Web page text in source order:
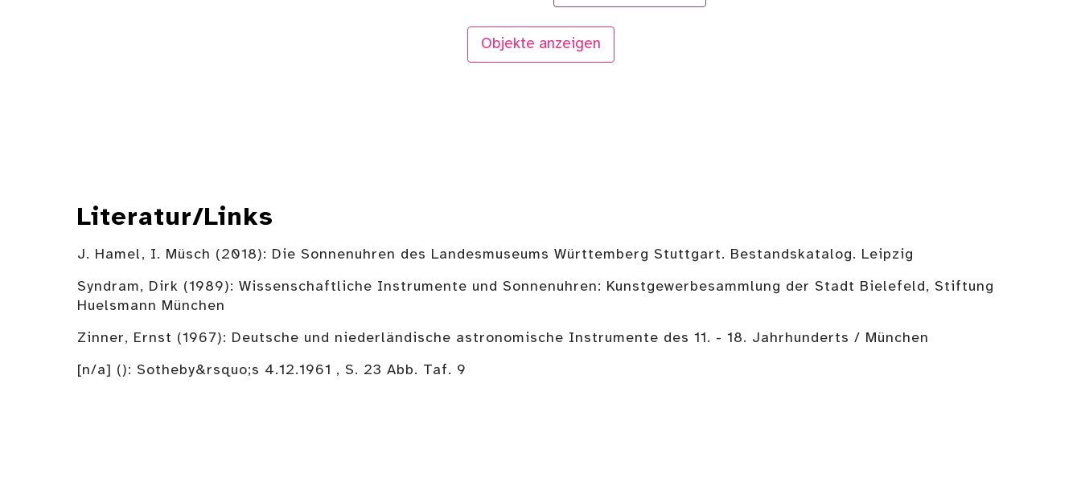
Objekte anzeigen
Literatur/Links
J. Hamel, I. Müsch (2018): Die Sonnenuhren des Landesmuseums Württemberg Stuttgart. Bestandskatalog. Leipzig
Syndram, Dirk (1989): Wissenschaftliche Instrumente und Sonnenuhren: Kunstgewerbesammlung der Stadt Bielefeld, Stiftung
Huelsmann München
Zinner, Ernst (1967): Deutsche und niederländische astronomische Instrumente des 11. - 18. Jahrhunderts / München
[n/a] (): Sotheby&rsquo;s 4.12.1961 , S. 23 Abb. Taf. 9